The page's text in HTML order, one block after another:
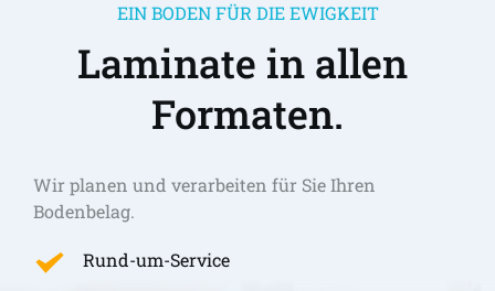
EIN BODEN FÜR DIE EWIGKEIT
Laminate in allen
Formaten.
Wir planen und verarbeiten für Sie Ihren
Bodenbelag.
Rund-um-Service